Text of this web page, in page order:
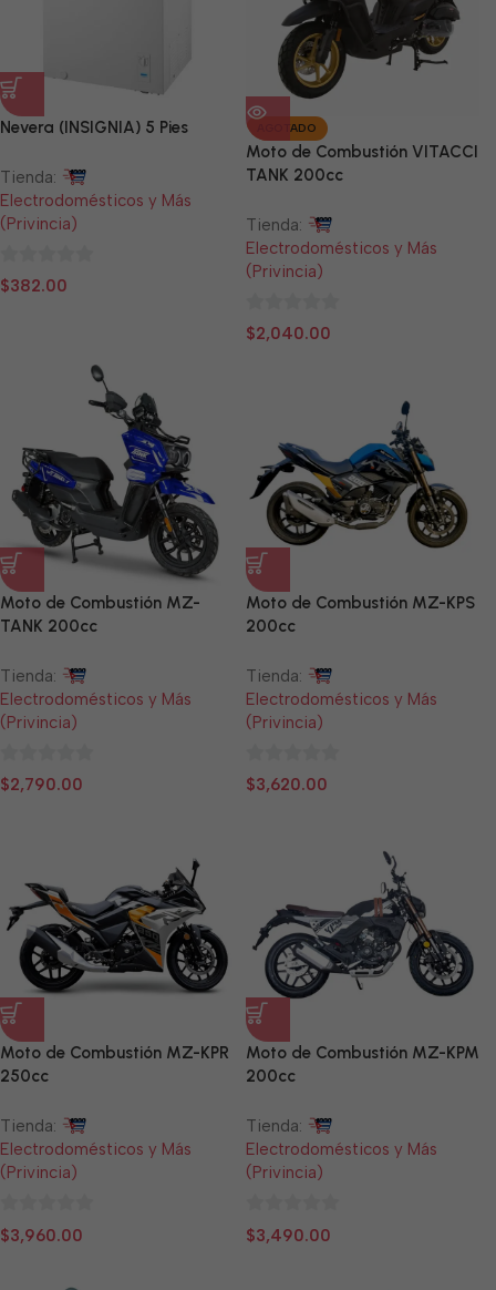
Nevera (INSIGNIA) 5 Pies
Tienda:
Electrodomésticos y Más
(Privincia)
0
$382.00
AGOTADO
Moto de Combustión VITACCI
TANK 200cc
Tienda:
Electrodomésticos y Más
(Privincia)
0
$2,040.00
Moto de Combustión MZ-
TANK 200cc
Tienda:
Electrodomésticos y Más
(Privincia)
0
$2,790.00
Moto de Combustión MZ-KPS
200cc
Tienda:
Electrodomésticos y Más
(Privincia)
0
$3,620.00
Moto de Combustión MZ-KPR
250cc
Tienda:
Electrodomésticos y Más
(Privincia)
0
$3,960.00
Moto de Combustión MZ-KPM
200cc
Tienda:
Electrodomésticos y Más
(Privincia)
0
$3,490.00